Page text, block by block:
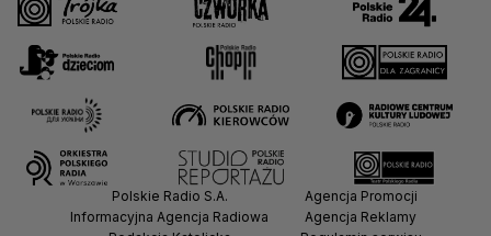
Polskie Radio S.A.
Informacyjna Agencja Radiowa
Agencja Promocji
Agencja Reklamy